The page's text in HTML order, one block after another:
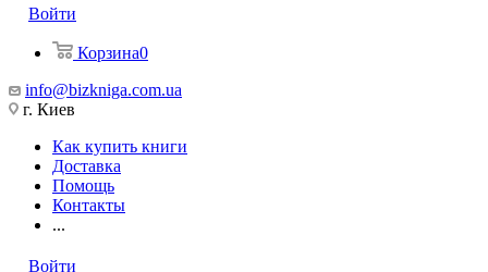
Войти
Корзина0
info@bizkniga.com.ua
г. Киев
Как купить книги
Доставка
Помощь
Контакты
...
Войти